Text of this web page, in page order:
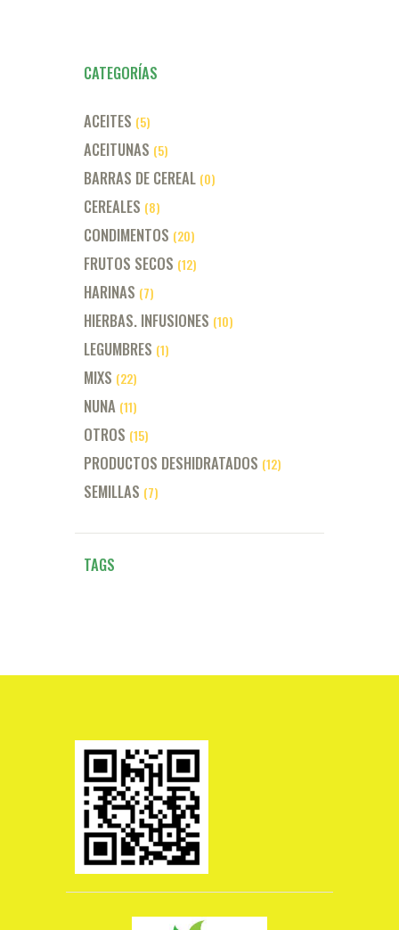
CATEGORÍAS
ACEITES (5)
ACEITUNAS (5)
BARRAS DE CEREAL (0)
CEREALES (8)
CONDIMENTOS (20)
FRUTOS SECOS (12)
HARINAS (7)
HIERBAS. INFUSIONES (10)
LEGUMBRES (1)
MIXS (22)
NUNA (11)
OTROS (15)
PRODUCTOS DESHIDRATADOS (12)
SEMILLAS (7)
TAGS